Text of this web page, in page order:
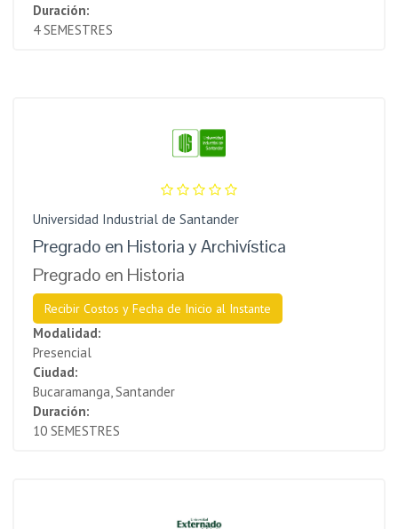
Duración:
4 SEMESTRES
Universidad Industrial de Santander
Pregrado en Historia y Archivística
Pregrado en Historia
Recibir Costos y Fecha de Inicio al Instante
Modalidad:
Presencial
Ciudad:
Bucaramanga, Santander
Duración:
10 SEMESTRES